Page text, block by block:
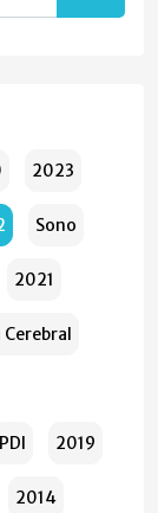
2023
Sono
2021
Cerebral
PDI 2019
2014